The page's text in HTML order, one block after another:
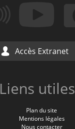
Accès Extranet
Liens utiles
Plan du site
Mentions légales
Nous contacter